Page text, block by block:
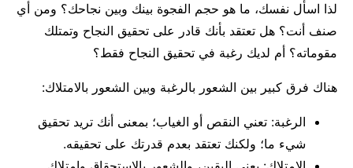
لذا اسأل نفسك، ما هو حجم الفجوة بينك وبين نجاحك؟ ومن أي
صنف أنت؟ هل تعتقد بأنك قادر على تحقيق النجاح وتمتلك
مقوماته؟ أم لديك رغبة في تحقيق النجاح فقط؟
هناك فرق كبير بين الشعور بالرغبة وبين الشعور بالامتلاك:
الرغبة: تعني النقص أو الغياب؛ بمعنى أنك تريد تحقيق
شيء ما؛ ولكنك تعتقد بعدم قدرتك على تحقيقه.